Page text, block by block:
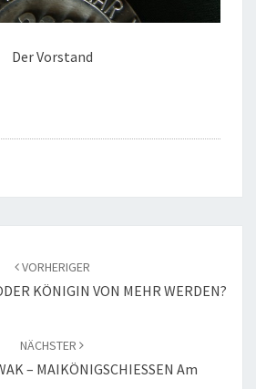
Der Vorstand
VORHERIGER
KÖNIGIN VON MEHR WERDEN?
NÄCHSTER
– MAIKÖNIGSCHIESSEN Am